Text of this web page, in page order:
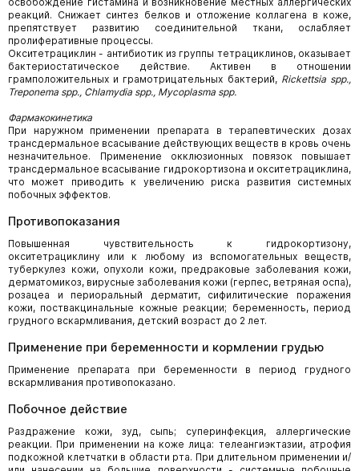
реакций. Снижает синтез белков и отложение коллагена в коже,
препятствует развитию соединительной ткани, ослабляет
пролиферативные процессы.
Окситетрациклин - антибиотик из группы тетрациклинов, оказывает
бактериостатическое действие. Активен в отношении
грамположительных и грамотрицательных бактерий, Rickettsia spp.,
Treponema spp., Chlamydia spp., Mycoplasma spp.
Фармакокинетика
При наружном применении препарата в терапевтических дозах
трансдермальное всасывание действующих веществ в кровь очень
незначительное. Применение окклюзионных повязок повышает
трансдермальное всасывание гидрокортизона и окситетрациклина,
что может приводить к увеличению риска развития системных
побочных эффектов.
Противопоказания
Повышенная чувствительность к гидрокортизону,
окситетрациклину или к любому из вспомогательных веществ,
туберкулез кожи, опухоли кожи, предраковые заболевания кожи,
дерматомикоз, вирусные заболевания кожи (герпес, ветряная оспа),
розацеа и периоральный дерматит, сифилитические поражения
кожи, поствакцинальные кожные реакции; беременность, период
грудного вскармливания, детский возраст до 2 лет.
Применение при беременности и кормлении грудью
Применение препарата при беременности в период грудного
вскармливания противопоказано.
Побочное действие
Раздражение кожи, зуд, сыпь; суперинфекция, аллергические
реакции. При применении на коже лица: телеангиэктазии, атрофия
подкожной клетчатки в области рта. При длительном применении и/